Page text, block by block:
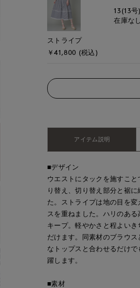
ストライプ
￥41,800 (税込)
13(13号)
在庫なし
アイテム説明
■デザイン
ウエストにタックを施すこ
り替え、切り替え部分と裾
た。ストライプは地の目を
スを重ねました。ハリのあ
キープ。軽やかさと程よい
だけます。同素材のブラウ
なトップスと合わせるだけ
躍します。
■素材